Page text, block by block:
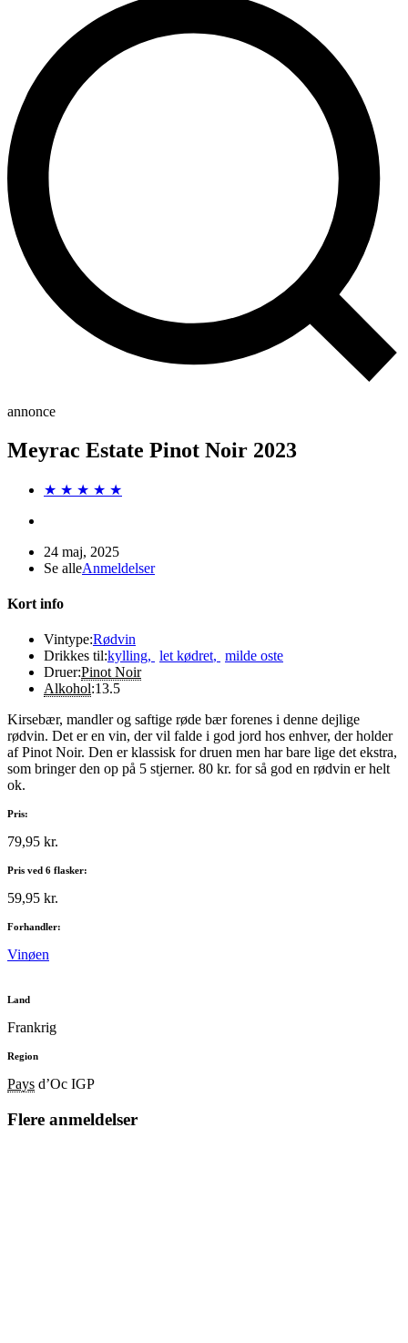
annonce
Meyrac Estate Pinot Noir 2023
★ ★ ★ ★ ★
24 maj, 2025
Se alleAnmeldelser
Kort info
Vintype:Rødvin
Drikkes til:kylling, let kødret, milde oste
Druer:Pinot Noir
Alkohol:13.5
Kirsebær, mandler og saftige røde bær forenes i denne dejlige
rødvin. Det er en vin, der vil falde i god jord hos enhver, der holder
af Pinot Noir. Den er klassisk for druen men har bare lige det ekstra,
som bringer den op på 5 stjerner. 80 kr. for så god en rødvin er helt
ok.
Pris:
79,95 kr.
Pris ved 6 flasker:
59,95 kr.
Forhandler:
Vinøen
Land
Frankrig
Region
Pays d’Oc IGP
Flere anmeldelser